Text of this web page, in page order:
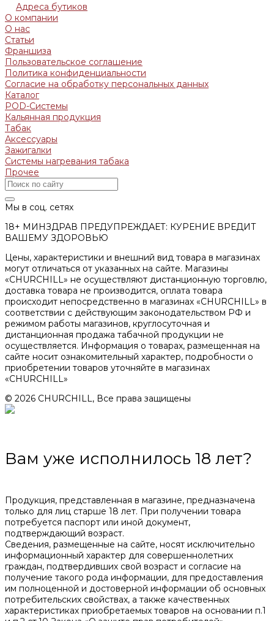
Адреса бутиков
О компании
О нас
Статьи
Франшиза
Пользовательское соглашение
Политика конфиденциальности
Согласие на обработку персональных данных
Каталог
POD-Системы
Кальянная продукция
Табак
Аксессуары
Зажигалки
Системы нагревания табака
Прочее
Мы в соц. сетях
18+ МИНЗДРАВ ПРЕДУПРЕЖДАЕТ: КУРЕНИЕ ВРЕДИТ
ВАШЕМУ ЗДОРОВЬЮ
Цены, характеристики и внешний вид товара в магазинах
могут отличаться от указанных на сайте. Магазины
«CHURCHILL» не осуществляют дистанционную торговлю,
доставка товара не производится, оплата товара
происходит непосредственно в магазинах «CHURCHILL» в
соответствии с действующим законодательством РФ и
режимом работы магазинов, круглосуточная и
дистанционная продажа табачной продукции не
осуществляется. Информация о товарах, размещенная на
сайте носит ознакомительный характер, подробности о
приобретении товаров уточняйте в магазинах
«CHURCHILL»
© 2026 CHURCHILL, Все права защищены
Вам уже исполнилось 18 лет?
Продукция, представленная в магазине, предназначена
только для лиц старше 18 лет. При получении товара
потребуется паспорт или иной документ,
подтверждающий возраст.
Сведения, размещенные на сайте, носят исключительно
информационный характер для совершеннолетних
граждан, подтвердивших свой возраст и согласие на
получение такого рода информации, для предоставления
им полноценной и достоверной информации об основных
потребительских свойствах, а также качественных
характеристиках приобретаемых товаров на основании п.1